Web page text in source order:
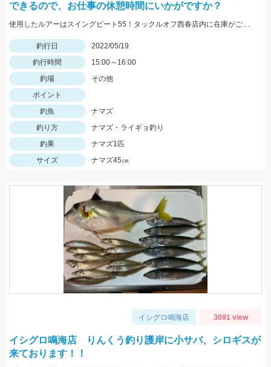
できるので、お仕事の休憩時間にいかがですか？
使用したルアーはスイングビート55！タックルオフ西春店内に在庫がございます！
釣行日
2022/05/19
釣行時間
15:00～16:00
釣場
その他
ポイント
釣魚
ナマズ
釣り方
ナマズ・ライギョ釣り
釣果
ナマズ1匹
サイズ
ナマズ45㎝
イシグロ鳴海店 3091 view
イシグロ鳴海店 りんくう釣り護岸に小サバ、シロギスが
来ております！！